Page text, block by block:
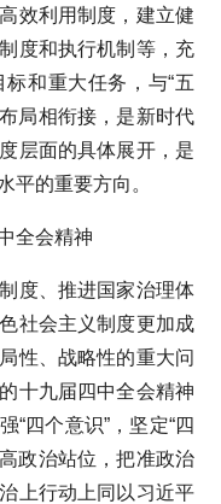
效利用制度，建立健
度和执行机制等，充
和重大任务，与“五
局相衔接，是新时代
层面的具体展开，是
平的重要方向。
全会精神
、推进国家治理体
社会主义制度更加成
性、战略性的重大问
十九届四中全会精神
“四个意识”，坚定“四
政治站位，把准政治
上行动上同以习近平